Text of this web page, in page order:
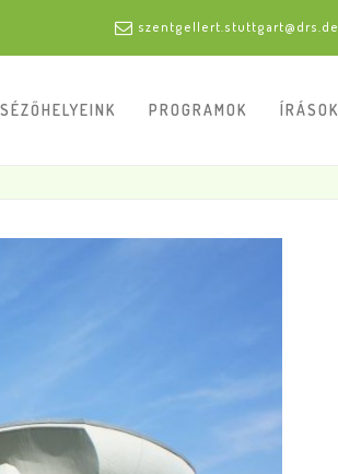
szentgellert.stuttgart@drs.de
PROGRAMOK ÍRÁSOK